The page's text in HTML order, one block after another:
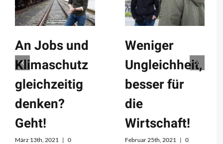
An Jobs und
Klimaschutz
gleichzeitig
denken?
Geht!
März 13th, 2021 | 0
Weniger
Ungleichheit,
besser für
die
Wirtschaft!
Februar 25th, 2021 | 0